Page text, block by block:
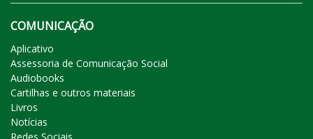
COMUNICAÇÃO
Aplicativo
Assessoria de Comunicação Social
Audiobooks
Cartilhas e outros materiais
Livros
Notícias